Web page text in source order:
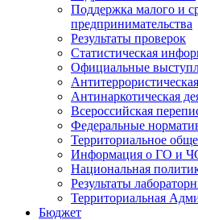
Поддержка малого и
предпринимательства
Результаты проверок
Статистическая
Официальные
Антинаркотическая
Всероссийская
Федеральные
Территориальное
Информация о ГО и
Национальная
Результаты
Территориальная
Бюджет